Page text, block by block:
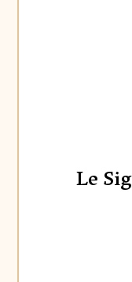
Le